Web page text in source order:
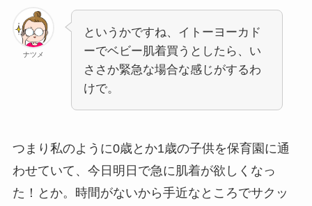
ナツメ
というかですね、イトーヨーカド
ーでベビー肌着買うとしたら、い
ささか緊急な場合な感じがするわ
けで。
つまり私のように0歳とか1歳の子供を保育園に通
わせていて、今日明日で急に肌着が欲しくなっ
た！とか。時間がないから手近なところでサクッ